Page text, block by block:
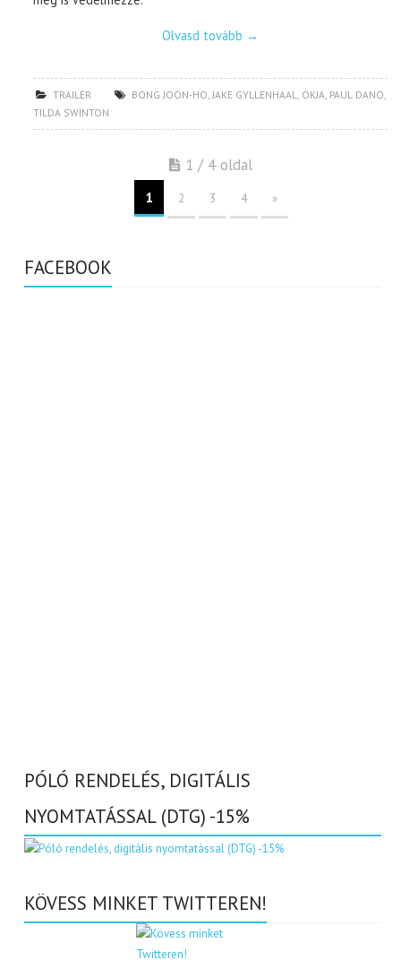
Olvasd tovább →
TRAILER BONG JOON-HO,JAKE GYLLENHAAL, OKJA, PAUL DANO,
TILDA SWINTON
1 / 4 oldal
1 2 3 4 »
FACEBOOK
PÓLÓ RENDELÉS, DIGITÁLIS
NYOMTATÁSSAL (DTG) -15%
KÖVESS MINKET TWITTEREN!